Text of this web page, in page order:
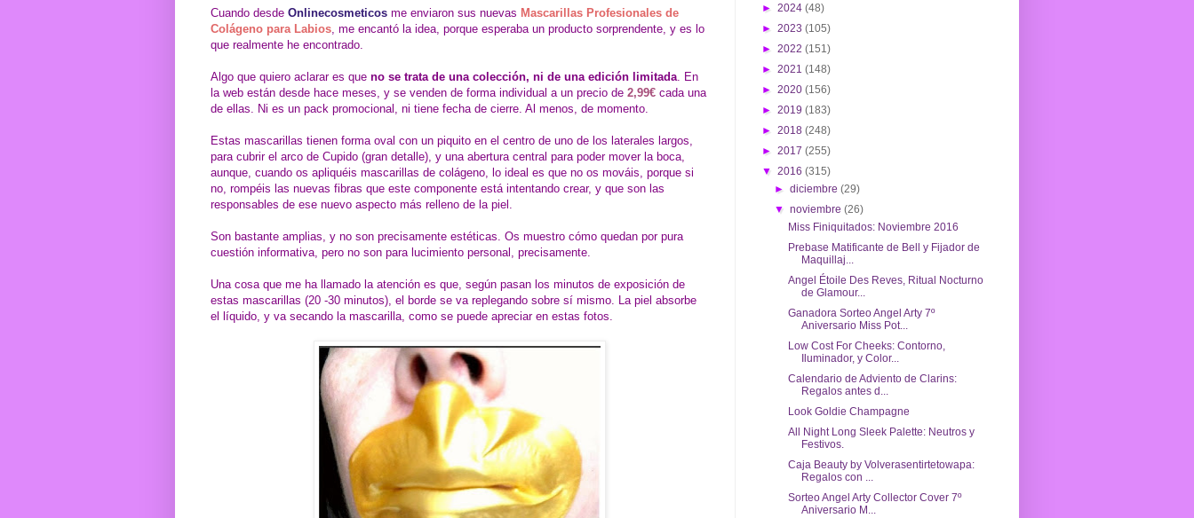
Cuando desde Onlinecosmeticos me enviaron sus nuevas Mascarillas Profesionales de
Colágeno para Labios, me encantó la idea, porque esperaba un producto sorprendente, y es lo
que realmente he encontrado.
Algo que quiero aclarar es que no se trata de una colección, ni de una edición limitada. En
la web están desde hace meses, y se venden de forma individual a un precio de 2,99€ cada una
de ellas. Ni es un pack promocional, ni tiene fecha de cierre. Al menos, de momento.
Estas mascarillas tienen forma oval con un piquito en el centro de uno de los laterales largos,
para cubrir el arco de Cupido (gran detalle), y una abertura central para poder mover la boca,
aunque, cuando os apliquéis mascarillas de colágeno, lo ideal es que no os mováis, porque si
no, rompéis las nuevas fibras que este componente está intentando crear, y que son las
responsables de ese nuevo aspecto más relleno de la piel.
Son bastante amplias, y no son precisamente estéticas. Os muestro cómo quedan por pura
cuestión informativa, pero no son para lucimiento personal, precisamente.
Una cosa que me ha llamado la atención es que, según pasan los minutos de exposición de
estas mascarillas (20 -30 minutos), el borde se va replegando sobre sí mismo. La piel absorbe
el líquido, y va secando la mascarilla, como se puede apreciar en estas fotos.
► 2024 (48)
► 2023 (105)
► 2022 (151)
► 2021 (148)
► 2020 (156)
► 2019 (183)
► 2018 (248)
► 2017 (255)
▼ 2016 (315)
►diciembre(29)
▼noviembre(26)
Miss Finiquitados: Noviembre 2016
Prebase Matificante de Bell y Fijador de
Maquillaj...
Angel Étoile Des Reves, Ritual Nocturno
de Glamour...
Ganadora Sorteo Angel Arty 7º
Aniversario Miss Pot...
Low Cost For Cheeks: Contorno,
Iluminador, y Color...
Calendario de Adviento de Clarins:
Regalos antes d...
Look Goldie Champagne
All Night Long Sleek Palette: Neutros y
Festivos.
Caja Beauty by Volverasentirtetowapa:
Regalos con ...
Sorteo Angel Arty Collector Cover 7º
Aniversario M...